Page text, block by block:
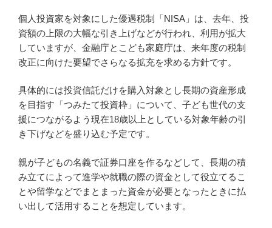
個人投資家を対象にした優遇税制「NISA」は、去年、投
資額の上限の大幅な引き上げなどが行われ、利用が拡大
していますが、金融庁とこども家庭庁は、来年度の税制
改正に向けた要望でさらなる拡充を求める方針です。
具体的には投資信託だけを購入対象とし長期の資産形成
を目指す「つみたて投資枠」について、子ども世代の支
援につながるよう現在18歳以上としている対象年齢の引
き下げなどを盛り込む予定です。
親が子どもの名義で証券口座を作るなどして、長期の積
み立てによって進学や就職の際の資金として役立てるこ
とや留学などでまとまった資金が必要となったときに払
い出して活用することを想定しています。